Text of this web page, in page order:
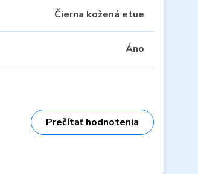
Čierna kožená etue
Áno
Prečítať hodnotenia